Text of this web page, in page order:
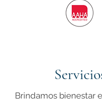
Brindamos bienestar